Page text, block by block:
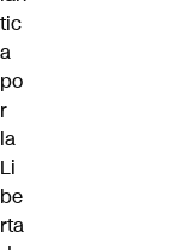
tic
a
po
r
la
Li
be
rta